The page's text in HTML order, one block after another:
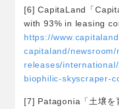
[6] CapitaLand「
with 93% in leasing
https://
capitaland/newsroom/
releases/
biophilic-skyscraper-
[7] Patagonia「土壌を